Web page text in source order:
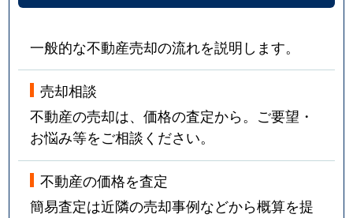
一般的な不動産売却の流れを説明します。
売却相談
不動産の売却は、価格の査定から。ご要望・
お悩み等をご相談ください。
不動産の価格を査定
簡易査定は近隣の売却事例などから概算を提